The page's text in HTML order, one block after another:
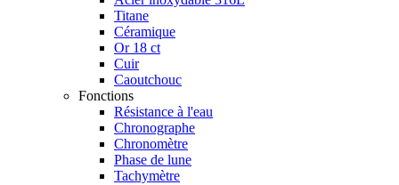
Titane
Céramique
Or 18 ct
Cuir
Caoutchouc
Fonctions
Résistance à l'eau
Chronographe
Chronomètre
Phase de lune
Tachymètre